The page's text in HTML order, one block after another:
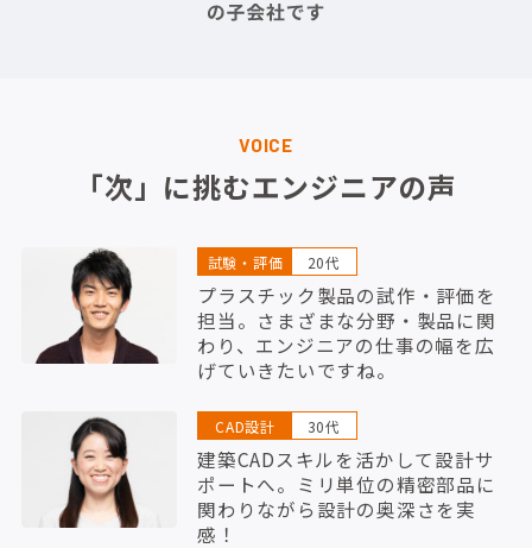
VOICE
「次」に挑むエンジニアの声
試験・評価 20代
プラスチック製品の試作・評価を
担当。さまざまな分野・製品に関
わり、エンジニアの仕事の幅を広
げていきたいですね。
CAD設計 30代
建築CADスキルを活かして設計サ
ポートへ。ミリ単位の精密部品に
関わりながら設計の奥深さを実
感！